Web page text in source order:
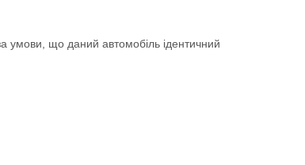
умови, що даний автомобіль ідентичний